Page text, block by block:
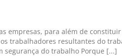
empresas, para além de
trabalhadores resultantes do
segurança do trabalho Porque [...]